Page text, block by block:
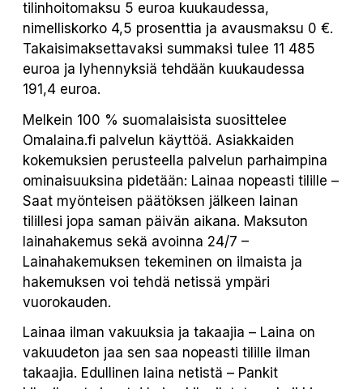
tilinhoitomaksu 5 euroa kuukaudessa,
nimelliskorko 4,5 prosenttia ja avausmaksu 0 €.
Takaisimaksettavaksi summaksi tulee 11 485
euroa ja lyhennyksiä tehdään kuukaudessa
191,4 euroa.
Melkein 100 % suomalaisista suosittelee
Omalaina.fi palvelun käyttöä. Asiakkaiden
kokemuksien perusteella palvelun parhaimpina
ominaisuuksina pidetään: Lainaa nopeasti tilille –
Saat myönteisen päätöksen jälkeen lainan
tilillesi jopa saman päivän aikana. Maksuton
lainahakemus sekä avoinna 24/7 –
Lainahakemuksen tekeminen on ilmaista ja
hakemuksen voi tehdä netissä ympäri
vuorokauden.
Lainaa ilman vakuuksia ja takaajia – Laina on
vakuudeton jaa sen saa nopeasti tilille ilman
takaajia. Edullinen laina netistä – Pankit